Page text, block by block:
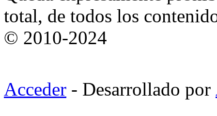
total, de todos los
© 2010-2024
Acceder - Desarrollado por